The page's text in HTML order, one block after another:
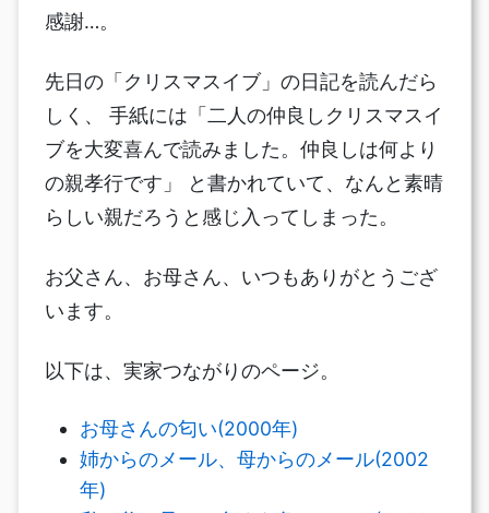
感謝…。
先日の「クリスマスイブ」の日記を読んだら
しく、 手紙には「二人の仲良しクリスマスイ
ブを大変喜んで読みました。仲良しは何より
の親孝行です」 と書かれていて、なんと素晴
らしい親だろうと感じ入ってしまった。
お父さん、お母さん、いつもありがとうござ
います。
以下は、実家つながりのページ。
お母さんの匂い(2000年)
姉からのメール、母からのメール(2002
年)